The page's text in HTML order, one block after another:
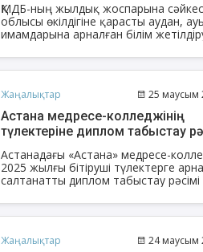
Жұмабаев Данияр
Әлимұхамедұлы
ҚМДБ-ның жылдық жоспарына
облысы өкілдігіне қарасты аудан,
имамдарына арналған білім
Жаңалықтар 25 маусым
Астана медресе-колледжінің
түлектеріне диплом табыстау
Астанадағы «Астана» медресе-
2025 жылғы бітіруші түлектерге
салтанатты диплом табыстау рәсімі
Жаңалықтар 24 маусым